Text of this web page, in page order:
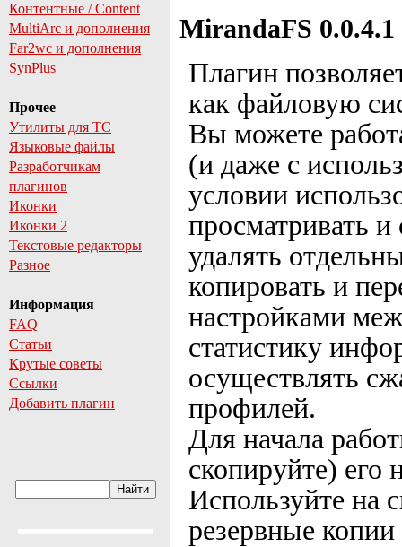
Контентные / Content
MultiArc и дополнения
Far2wc и дополнения
SynPlus
Прочее
Утилиты для TC
Языковые файлы
Разработчикам
плагинов
Иконки
Иконки 2
Текстовые редакторы
Разное
Информация
FAQ
Статьи
Крутые советы
Ссылки
Добавить плагин
MirandaFS 0.0.4.1
Плагин
как файловую
Вы можете
(и даже с
условии
просматривать и
удалять
копировать и
настройками
статистику
осуществлять
профилей.
Для начала
скопируйте) его
Используйте на
резервные